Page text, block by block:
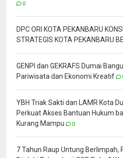
0
DPC ORI KOTA PEKANBARU
STRATEGIS KOTA PEKANBARU
GENPI dan GEKRAFS Dumai
Pariwisata dan Ekonomi Kreatif
YBH Triak Sakti dan LAMR Kota
Perkuat Akses Bantuan Hukum
Kurang Mampu
0
7 Tahun Raup Untung Berlimpah,